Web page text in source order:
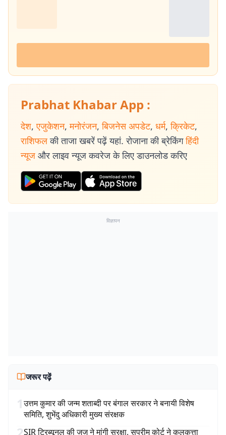
Prabhat Khabar App :
देश, एजुकेशन, मनोरंजन, बिजनेस अपडेट, धर्म, क्रिकेट,
राशिफल की ताजा खबरें पढ़ें यहां. रोजाना की ब्रेकिंग हिंदी
न्यूज और लाइव न्यूज कवरेज के लिए डाउनलोड करिए
विज्ञापन
जरूर पढ़ें
1उत्तम कुमार की जन्म शताब्दी पर बंगाल सरकार ने बनायी विशेष
समिति, शुभेंदु अधिकारी मुख्य संरक्षक
SIR ट्रिब्यूनल की जज ने मांगी सुरक्षा, सुप्रीम कोर्ट ने कलकत्ता